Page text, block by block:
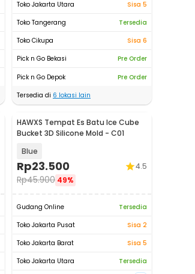
Toko Jakarta Utara
Sisa 5
Toko Tangerang
Tersedia
Toko Cikupa
Sisa 6
Pick n Go Bekasi
Pre Order
Pick n Go Depok
Pre Order
Tersedia di 6 lokasi lain
HAWXS Tempat Es Batu Ice Cube
Bucket 3D Silicone Mold - C01
Blue
Rp23.500
Rp45.900 49%
4.5
Gudang Online
Tersedia
Toko Jakarta Pusat
Sisa 2
Toko Jakarta Barat
Sisa 5
Toko Jakarta Utara
Tersedia